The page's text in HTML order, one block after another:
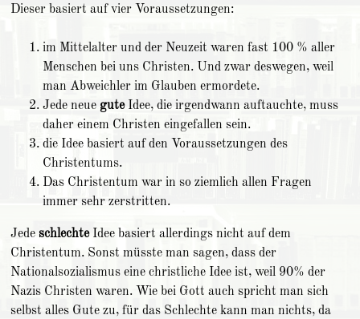
Dieser basiert auf vier Voraussetzungen:
im Mittelalter und der Neuzeit waren fast 100 % aller
Menschen bei uns Christen. Und zwar deswegen, weil
man Abweichler im Glauben ermordete.
Jede neue guteIdee, die irgendwann auftauchte, muss
daher einem Christen eingefallen sein.
die Idee basiert auf den Voraussetzungen des
Christentums.
Das Christentum war in so ziemlich allen Fragen
immer sehr zerstritten.
JedeschlechteIdee basiert allerdings nicht auf dem
Christentum. Sonst müsste man sagen, dass der
Nationalsozialismus eine christliche Idee ist, weil 90% der
Nazis Christen waren. Wie bei Gott auch spricht man sich
selbst alles Gute zu, für das Schlechte kann man nichts, da